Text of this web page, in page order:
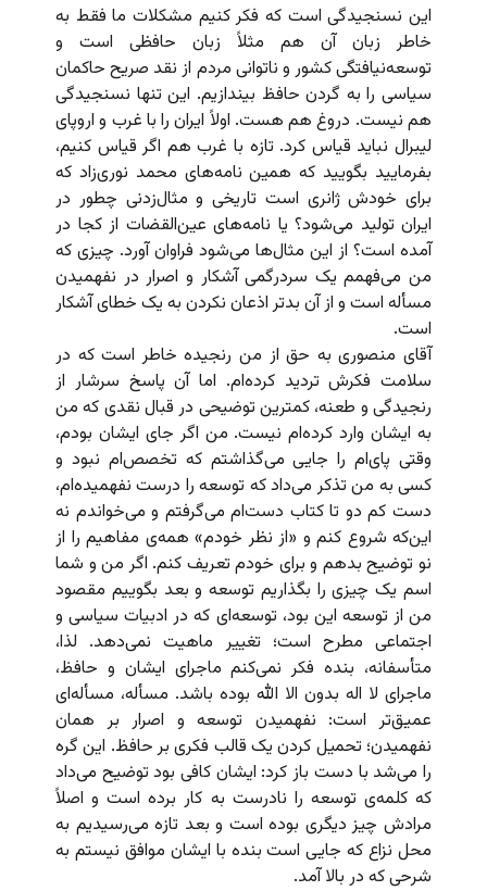
این نسنجیدگی است که فکر کنیم مشکلات ما فقط به
خاطر زبان آن هم مثلاً زبان حافظی است و
توسعه‌نیافتگی کشور و ناتوانی مردم از نقد صریح حاکمان
سیاسی را به گردن حافظ بیندازیم. این تنها نسنجیدگی
هم نیست. دروغ هم هست. اولاً ایران را با غرب و اروپای
لیبرال نباید قیاس کرد. تازه با غرب هم اگر قیاس کنیم،
بفرمایید بگویید که همین نامه‌های محمد نوری‌زاد که
برای خودش ژانری است تاریخی و مثال‌زدنی چطور در
ایران تولید می‌شود؟ یا نامه‌های عین‌القضات از کجا در
آمده است؟ از این مثال‌ها می‌شود فراوان آورد. چیزی که
من می‌فهمم یک سردرگمی آشکار و اصرار در نفهمیدن
مسأله است و از آن بدتر اذعان نکردن به یک خطای آشکار
است.
آقای منصوری به حق از من رنجیده خاطر است که در
سلامت فکرش تردید کرده‌ام. اما آن پاسخ سرشار از
رنجیدگی و طعنه، کمترین توضیحی در قبال نقدی که من
به ایشان وارد کرده‌ام نیست. من اگر جای ایشان بودم،
وقتی پای‌ام را جایی می‌گذاشتم که تخصص‌ام نبود و
کسی به من تذکر می‌داد که توسعه را درست نفهمیده‌ام،
دست کم دو تا کتاب دست‌ام می‌گرفتم و می‌خواندم نه
این‌که شروع کنم و «از نظر خودم» همه‌ی مفاهیم را از
نو توضیح بدهم و برای خودم تعریف کنم. اگر من و شما
اسم یک چیزی را بگذاریم توسعه و بعد بگوییم مقصود
من از توسعه این بود، توسعه‌ای که در ادبیات سیاسی و
اجتماعی مطرح است؛ تغییر ماهیت نمی‌دهد. لذا،
متأسفانه، بنده فکر نمی‌کنم ماجرای ایشان و حافظ،
ماجرای لا اله بدون الا الله بوده باشد. مسأله، مسأله‌ای
عمیق‌تر است: نفهمیدن توسعه و اصرار بر همان
نفهمیدن؛ تحمیل کردن یک قالب فکری بر حافظ. این گره
را می‌شد با دست باز کرد: ایشان کافی بود توضیح می‌داد
که کلمه‌ی توسعه را نادرست به کار برده است و اصلاً
مرادش چیز دیگری بوده است و بعد تازه می‌رسیدیم به
محل نزاع که جایی است بنده با ایشان موافق نیستم به
شرحی که در بالا آمد.